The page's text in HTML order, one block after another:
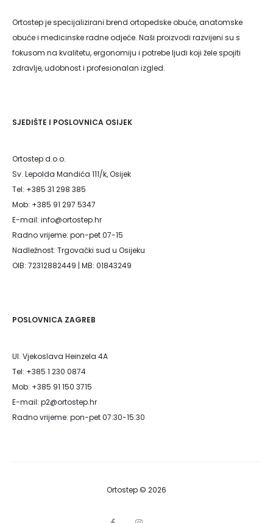
Ortostep je specijalizirani brend ortopedske obuće, anatomske
obuće i medicinske radne odjeće. Naši proizvodi razvijeni su s
fokusom na kvalitetu, ergonomiju i potrebe ljudi koji žele spojiti
zdravlje, udobnost i profesionalan izgled.
SJEDIŠTE I POSLOVNICA OSIJEK
Ortostep d.o.o.
Sv. Lepolda Mandića 111/k, Osijek
Tel: +385 31 298 385
Mob: +385 91 297 5347
E-mail: info@ortostep.hr
Radno vrijeme: pon-pet 07-15
Nadležnost: Trgovački sud u Osijeku
OIB: 72312882449 | MB: 01843249
POSLOVNICA ZAGREB
Ul. Vjekoslava Heinzela 4A
Tel: +385 1 230 0874
Mob: +385 91 150 3715
E-mail: p2@ortostep.hr
Radno vrijeme: pon-pet 07:30-15:30
Ortostep © 2026